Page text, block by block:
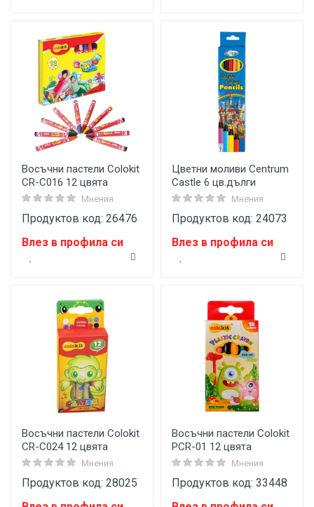
Восъчни пастели Colokit
CR-C016 12 цвята
Мнения
Продуктов код: 26476
Влез в профила си
Цветни моливи Centrum
Castle 6 цв.дълги
Мнения
Продуктов код: 24073
Влез в профила си
Восъчни пастели Colokit
CR-C024 12 цвята
Мнения
Продуктов код: 28025
Восъчни пастели Colokit
PCR-01 12 цвята
Мнения
Продуктов код: 33448